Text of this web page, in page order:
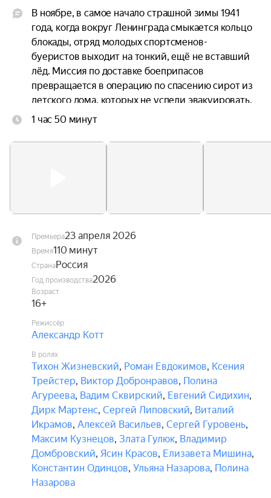
В ноябре, в самое начало страшной зимы 1941
года, когда вокруг Ленинграда смыкается кольцо
блокады, отряд молодых спортсменов-
буеристов выходит на тонкий, ещё не вставший
лёд. Миссия по доставке боеприпасов
превращается в операцию по спасению сирот из
детского дома, которых не успели эвакуировать.
Бывшие соперники в спорте по регатам теперь
команду, чтобы выжить самим и подарить
1 час 50 минут
Премьера23 апреля 2026
Время110 минут
СтранаРоссия
Год производства2026
Возраст
16+
Режиссёр
Александр Котт
В ролях
Тихон Жизневский, Роман Евдокимов, Ксения
Трейстер, Виктор Добронравов, Полина
Агуреева, Вадим Сквирский, Евгений Сидихин,
Дирк Мартенс, Сергей Липовский, Виталий
Икрамов, Алексей Васильев, Сергей Гуровень,
Максим Кузнецов, Злата Гулюк, Владимир
Домбровский, Ясин Красов, Елизавета Мишина,
Константин Одинцов, Ульяна Назарова, Полина
Назарова